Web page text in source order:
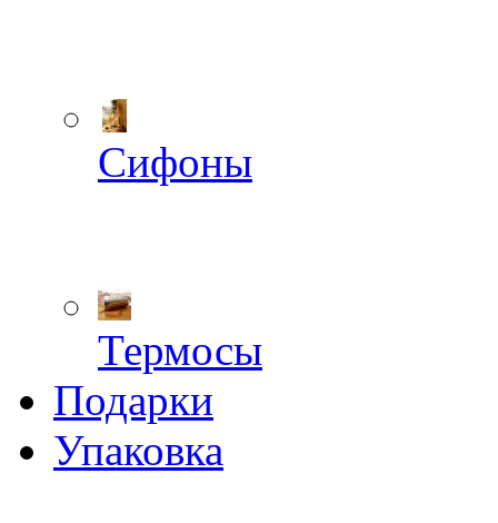
Сифоны
Термосы
Подарки
Упаковка